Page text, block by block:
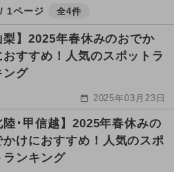
1ページ 全4件
梨】2025年春休みのおでか
おすすめ！人気のスポットラ
ング
2025年03月23日
陸･甲信越】2025年春休みの
かけにおすすめ！人気のスポ
ランキング